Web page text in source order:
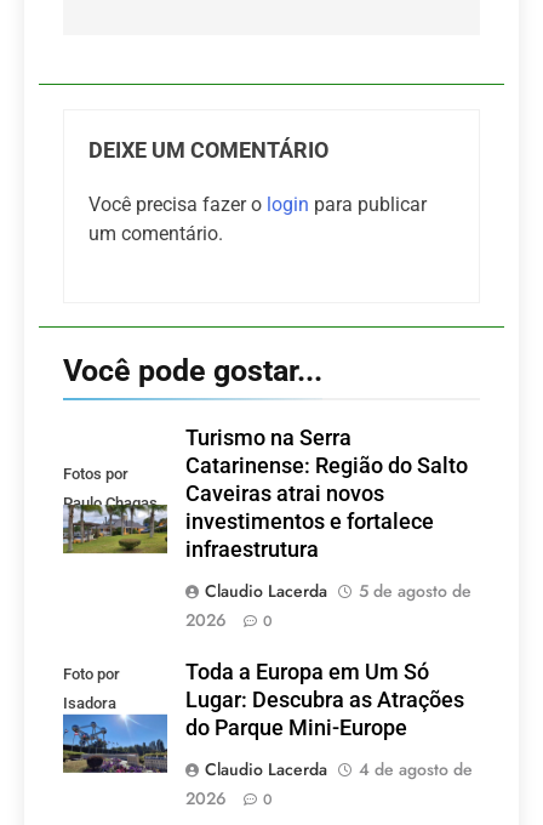
DEIXE UM COMENTÁRIO
Você precisa fazer o login para publicar
um comentário.
Você pode gostar...
Fotos por
Paulo Chagas
Turismo na Serra
Catarinense: Região do Salto
Caveiras atrai novos
investimentos e fortalece
infraestrutura
Claudio Lacerda
5 de agosto de
2026
0
Foto por
Isadora
Lacerda
Toda a Europa em Um Só
Lugar: Descubra as Atrações
do Parque Mini-Europe
Claudio Lacerda
4 de agosto de
2026
0